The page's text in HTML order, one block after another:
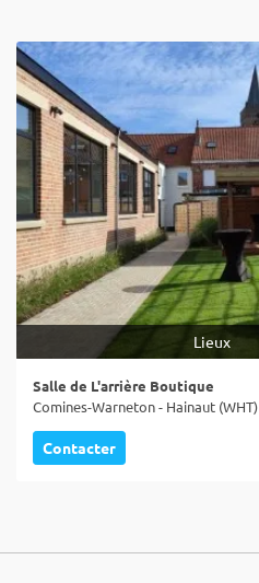
Lieux
Salle de L'arrière Boutique
Comines-Warneton - Hainaut (WHT)
Contacter